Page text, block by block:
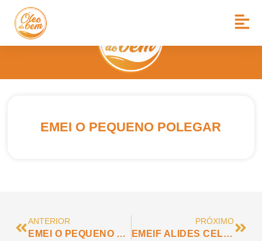
EMEI O PEQUENO POLEGAR
ANTERIOR
EMEI O PEQUENO APRENDIZ
PRÓXIMO
EMEIF ALIDES CELESTE RAZABONI CARPENTIERI